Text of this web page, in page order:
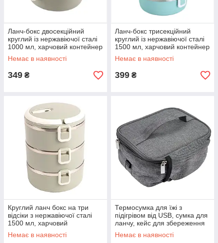
Ланч-бокс двосекційний
круглий із нержавіючої сталі
1000 мл, харчовий контейнер
подвійний з ручкою, Сірий
Немає в наявності
349 ₴
Ланч-бокс трисекційний
круглий із нержавіючої сталі
1500 мл, харчовий контейнер
потрійний з ручками, М'ятний
Немає в наявності
399 ₴
Круглий ланч бокс на три
відсіки з нержавіючої сталі
1500 мл, харчовий
термоконтейнер для їжі, сіро-
зелений
Немає в наявності
Термосумка для їжі з
підігрівом від USB, сумка для
ланчу, кейс для збереження
тепла та підігріву продуктів
Немає в наявності